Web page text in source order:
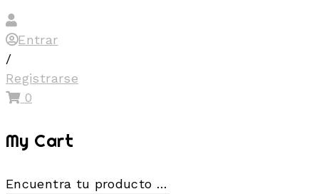
Entrar
/
Registrarse
0
My Cart
Encuentra tu producto …